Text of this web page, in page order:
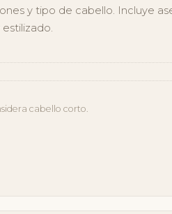
y tipo de cabello. Incluye
cabello corto.